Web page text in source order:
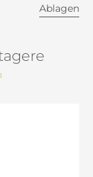
Ablagen